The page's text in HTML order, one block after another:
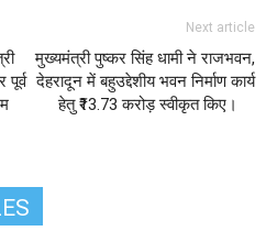
Next article
मुख्यमंत्री पुष्कर सिंह धामी ने राजभवन,
देहरादून में बहुउद्देशीय भवन निर्माण कार्य
हेतु ₹13.73 करोड़ स्वीकृत किए।